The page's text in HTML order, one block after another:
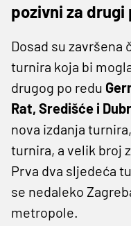
pozivni za drugi
Dosad su
turnira koja bi
drugog po redu
Rat, Središće i
nova izdanja
turnira, a velik broj
Prva dva sljedeća
se nedaleko
metropole.